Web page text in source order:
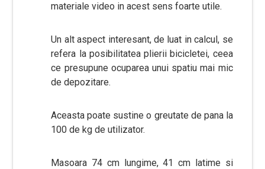
materiale video in acest sens foarte utile.
Un alt aspect interesant, de luat in calcul, se
refera la posibilitatea plierii bicicletei, ceea
ce presupune ocuparea unui spatiu mai mic
de depozitare.
Aceasta poate sustine o greutate de pana la
100 de kg de utilizator.
Masoara 74 cm lungime, 41 cm latime si